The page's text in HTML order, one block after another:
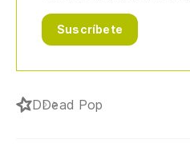
Suscríbete
DDead Pop